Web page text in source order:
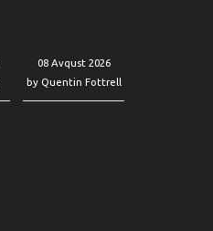
08 Avqust 2026
by Quentin Fottrell